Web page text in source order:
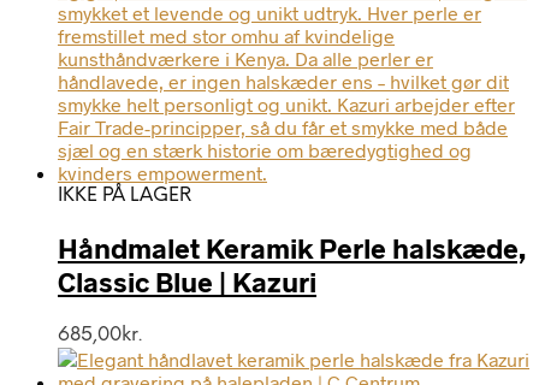
IKKE PÅ LAGER
Håndmalet Keramik Perle halskæde,
Classic Blue | Kazuri
685,00kr.